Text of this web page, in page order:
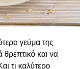
γεύμα της
και να
τι καλύτερο